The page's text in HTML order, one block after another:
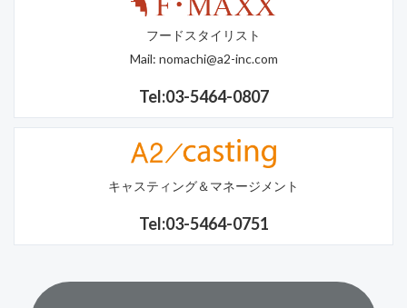
フードスタイリスト
Mail: nomachi@a2-inc.com
Tel:03-5464-0807
キャスティング＆マネージメント
Tel:03-5464-0751